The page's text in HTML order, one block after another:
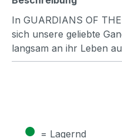
In GUARDIANS OF
sich unsere geliebte
langsam an ihr Leben
● = Lagernd